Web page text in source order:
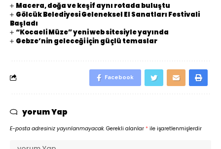
Macera, doğa ve keşif aynı rotada buluştu
Gölcük Belediyesi Geleneksel El Sanatları Festivali
Başladı
“Kocaeli Müze” yeni web sitesiyle yayında
Gebze’nin geleceği için güçlü temaslar
Facebook
yorum Yap
E-posta adresiniz yayınlanmayacak. Gerekli alanlar * ile işaretlenmişlerdir